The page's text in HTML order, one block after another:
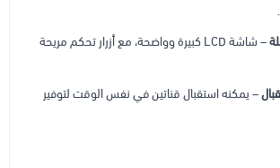
– شاشة LCD كبيرة وواضحة، مع أزرار تحكم مريحة
– يمكنه استقبال قناتين في نفس الوقت لتوفير